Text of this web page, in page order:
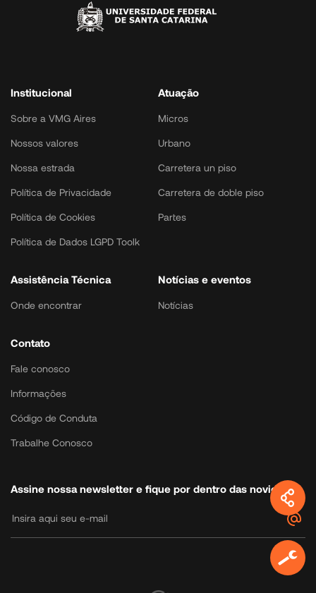
Institucional
Sobre a VMG Aires
Nossos valores
Nossa estrada
Política de Privacidade
Política de Cookies
Política de Dados LGPD Toolk
Atuação
Micros
Urbano
Carretera un piso
Carretera de doble piso
Partes
Assistência Técnica
Onde encontrar
Notícias e eventos
Notícias
Contato
Fale conosco
Informações
Código de Conduta
Trabalhe Conosco
Assine nossa newsletter e fique por dentro das novidades